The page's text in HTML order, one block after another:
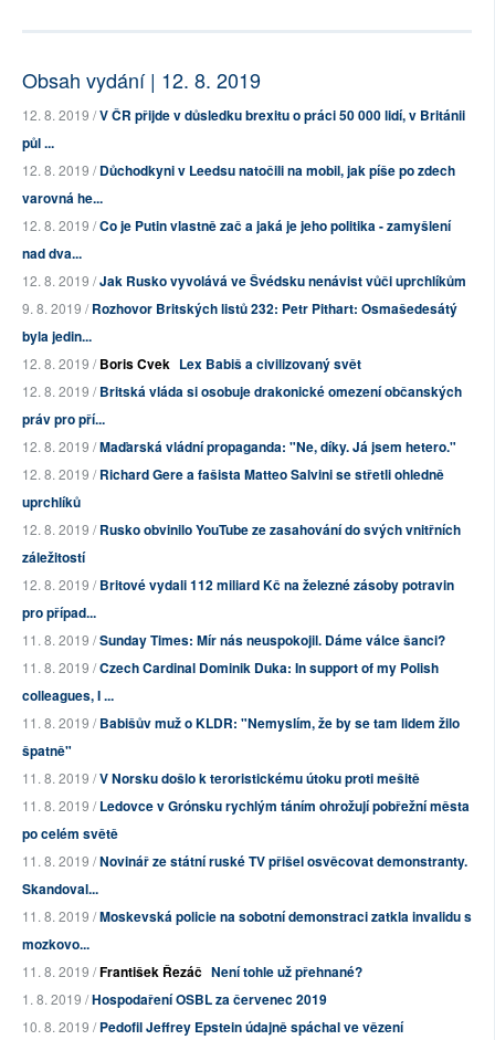
Obsah vydání | 12. 8. 2019
12. 8. 2019 /V ČR přijde v důsledku brexitu o práci 50 000 lidí, v Británii
půl ...
12. 8. 2019 /Důchodkyni v Leedsu natočili na mobil, jak píše po zdech
varovná he...
12. 8. 2019 /Co je Putin vlastně zač a jaká je jeho politika - zamyšlení
nad dva...
12. 8. 2019 /Jak Rusko vyvolává ve Švédsku nenávist vůči uprchlíkům
9. 8. 2019 /Rozhovor Britských listů 232: Petr Pithart: Osmašedesátý
byla jedin...
12. 8. 2019 /Boris Cvek Lex Babiš a civilizovaný svět
12. 8. 2019 /Britská vláda si osobuje drakonické omezení občanských
práv pro pří...
12. 8. 2019 /Maďarská vládní propaganda: "Ne, díky. Já jsem hetero."
12. 8. 2019 /Richard Gere a fašista Matteo Salvini se střetli ohledně
uprchlíků
12. 8. 2019 /Rusko obvinilo YouTube ze zasahování do svých vnitřních
záležitostí
12. 8. 2019 /Britové vydali 112 miliard Kč na železné zásoby potravin
pro případ...
11. 8. 2019 /Sunday Times: Mír nás neuspokojil. Dáme válce šanci?
11. 8. 2019 /Czech Cardinal Dominik Duka: In support of my Polish
colleagues, I ...
11. 8. 2019 /Babišův muž o KLDR: "Nemyslím, že by se tam lidem žilo
špatně"
11. 8. 2019 /V Norsku došlo k teroristickému útoku proti mešitě
11. 8. 2019 /Ledovce v Grónsku rychlým táním ohrožují pobřežní města
po celém světě
11. 8. 2019 /Novinář ze státní ruské TV přišel osvěcovat demonstranty.
Skandoval...
11. 8. 2019 /Moskevská policie na sobotní demonstraci zatkla invalidu s
mozkovo...
11. 8. 2019 /František Řezáč Není tohle už přehnané?
1. 8. 2019 /Hospodaření OSBL za červenec 2019
10. 8. 2019 /Pedofil Jeffrey Epstein údajně spáchal ve vězení